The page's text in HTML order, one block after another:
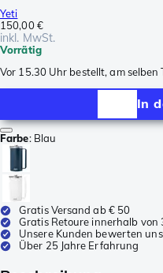
Yeti
150,00 €
inkl. MwSt.
Vorrätig
Vor 15.30 Uhr bestellt, am selben
In
Farbe: Blau
Gratis Versand ab € 50
Gratis Retoure innerhalb von
Unsere Kunden bewerten
Über 25 Jahre Erfahrung